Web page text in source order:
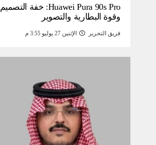
Huawei Pura 90s Pro: خفة التصميم
وقوة البطارية والتصوير
فريق التحرير الإثنين 27 يوليو 3:55 م